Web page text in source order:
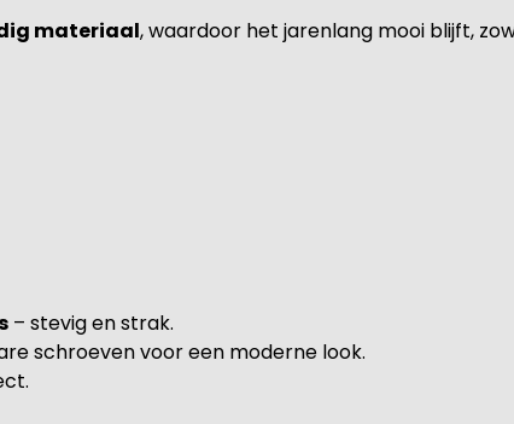
materiaal, waardoor het jarenlang mooi blijft,
– stevig en strak.
schroeven voor een moderne look.